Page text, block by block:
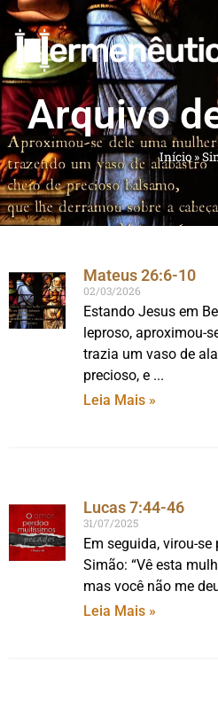
Arquivo
Início »
Mateus 26:6-10
02/03/2026
Estando Jesus em
leproso, aproximou-
trazia um vaso de
precioso, e
Leia Mais »
Lucas 7:44-46
31/07/2025
Em seguida, virou-
Simão: “Vê esta
mas você não me
Leia Mais »